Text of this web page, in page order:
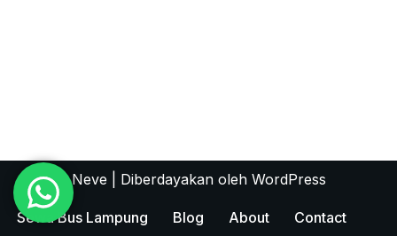
Neve | Diberdayakan oleh WordPress
Sewa Bus Lampung Blog About Contact